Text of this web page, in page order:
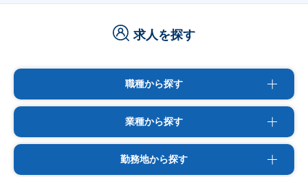
求人を探す
職種から探す
業種から探す
勤務地から探す